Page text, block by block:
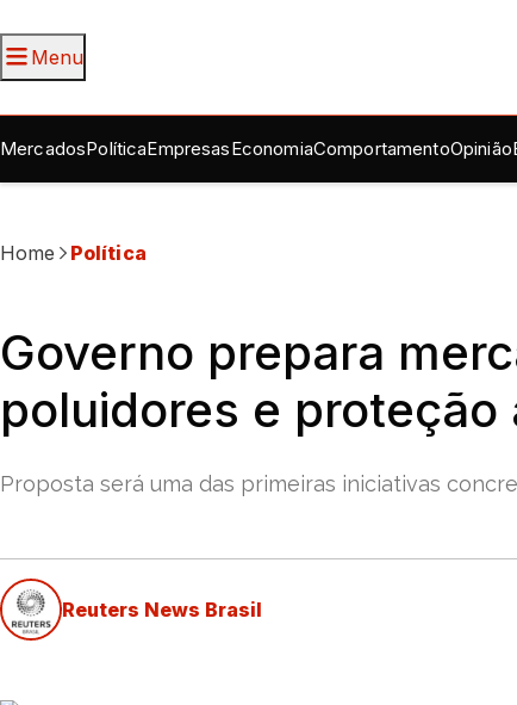
Menu
MercadosPolíticaEmpresasEconomiaComportamentoOpinião
Home Política
Governo prepara
poluidores e proteção
Proposta será uma das primeiras iniciativas
Reuters News Brasil